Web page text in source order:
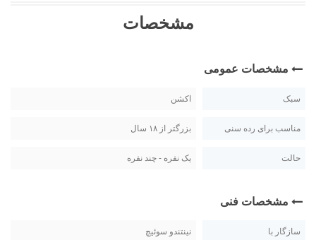
مشخصات
مشخصات عمومی
سبک اکشن
مناسب برای رده سنی بزرگتر از ۱۸ سال
حالت یک نفره - چند نفره
مشخصات فنی
سازگار با نینتندو سوئیچ